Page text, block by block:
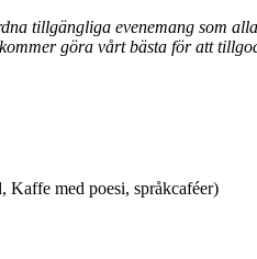
tillgängliga evenemang som
göra vårt bästa för att
Kaffe med poesi, språkcaféer)